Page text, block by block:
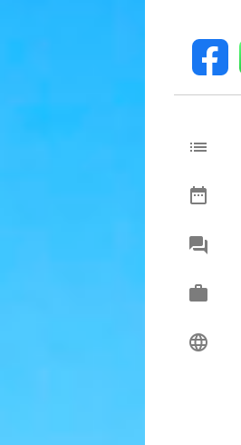
fb
list
date_range
chat
work
language